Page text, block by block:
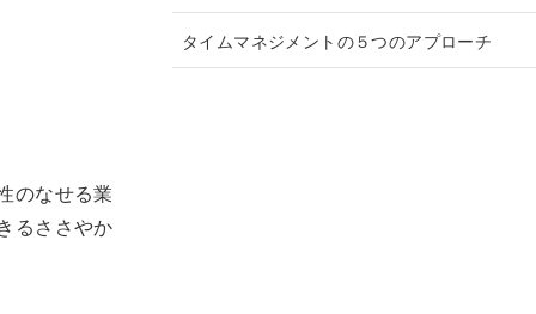
のなせる業
るささやか
タイムマネジメントの５つのアプローチ